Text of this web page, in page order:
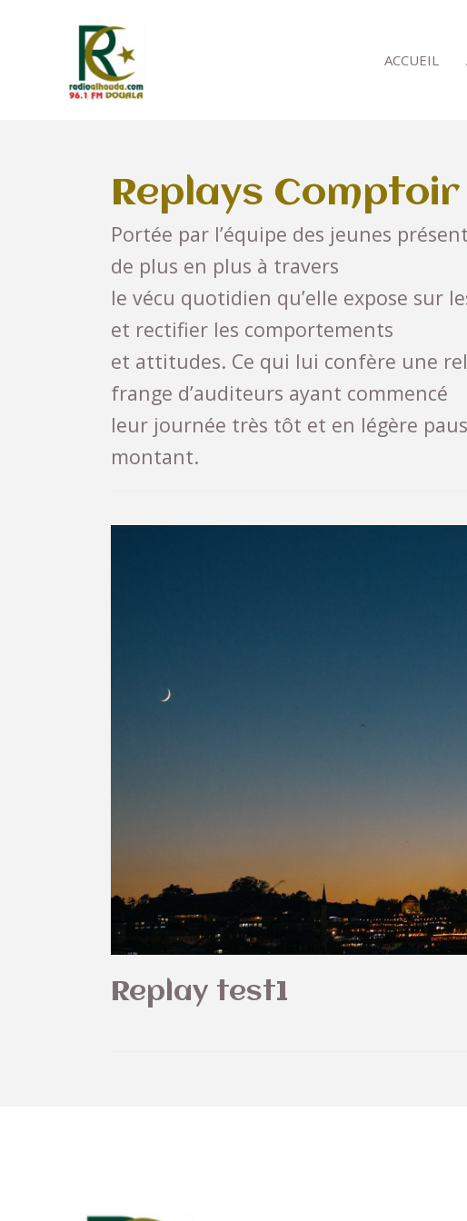
ACCUEIL
Replays
Portée par l’équipe des jeunes
de plus en plus à travers
le vécu quotidien qu’elle expose sur
et rectifier les comportements
et attitudes. Ce qui lui confère une
frange d’auditeurs ayant commencé
leur journée très tôt et en légère
montant.
Replay test1